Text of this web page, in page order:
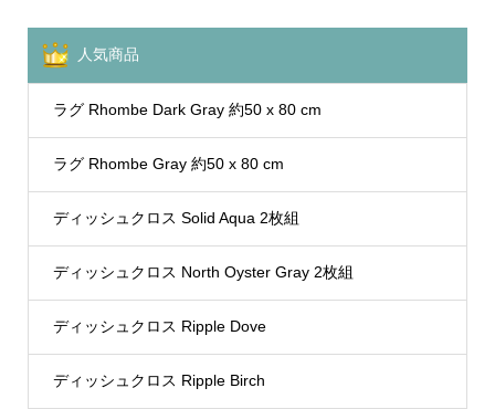
人気商品
ラグ Rhombe Dark Gray 約50 x 80 cm
ラグ Rhombe Gray 約50 x 80 cm
ディッシュクロス Solid Aqua 2枚組
ディッシュクロス North Oyster Gray 2枚組
ディッシュクロス Ripple Dove
ディッシュクロス Ripple Birch